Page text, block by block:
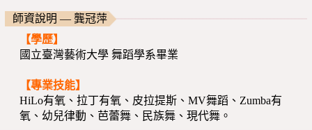
師資說明 — 龔冠萍
【學歷】
國立臺灣藝術大學 舞蹈學系畢業
【專業技能】
HiLo有氧、拉丁有氧、皮拉提斯、MV舞蹈、Zumba有
氧、幼兒律動、芭蕾舞、民族舞、現代舞。